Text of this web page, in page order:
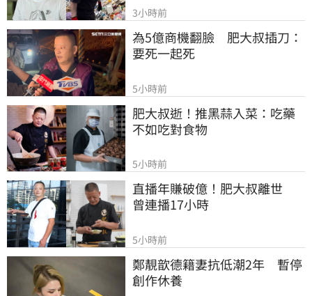
3小時前
為5億商機翻臉　肥大叔插刀：
要死一起死
5小時前
肥大叔逝！推黑蒜入菜：吃藥
不如吃對食物
5小時前
直播年賺破億！肥大叔離世
曾連播17小時
5小時前
鄭靚歆德籍妻抗低潮2年　暫停
創作休養